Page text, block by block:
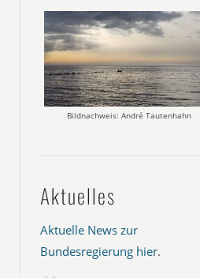
Bildnachweis: André Tautenhahn
Aktuelles
Aktuelle News zur
Bundesregierung hier.